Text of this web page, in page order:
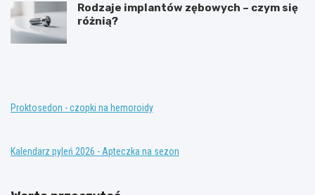
Rodzaje implantów zębowych – czym się
różnią?
T
i
a
ę
K
n
o
l
Proktosedon - czopki na hemoroidy
Kalendarz pyleń 2026 - Apteczka na sezon